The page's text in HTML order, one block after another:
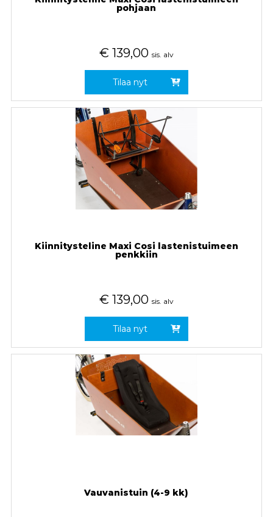
pohjaan
€ 139,00 sis. alv
Tilaa nyt
Kiinnitysteline Maxi Cosi lastenistuimeen
penkkiin
€ 139,00 sis. alv
Tilaa nyt
Vauvanistuin (4-9 kk)